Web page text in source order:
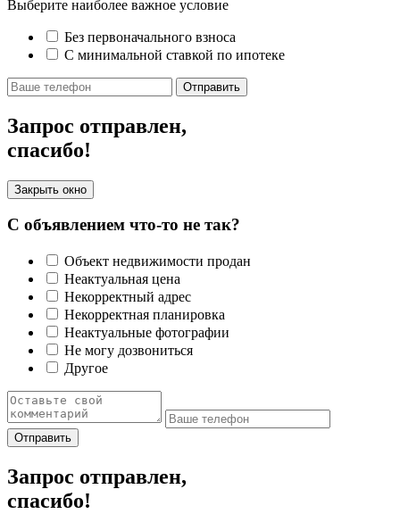
Выберите наиболее важное условие
Без первоначального взноса
С минимальной ставкой по ипотеке
Отправить
Запрос отправлен,
спасибо!
Закрыть окно
С объявлением что-то не так?
Объект недвижимости продан
Неактуальная цена
Некорректный адрес
Некорректная планировка
Неактуальные фотографии
Не могу дозвониться
Другое
Отправить
Запрос отправлен,
спасибо!